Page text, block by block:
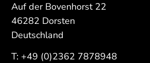
Auf der Bovenhorst 22
46282 Dorsten
Deutschland
T: +49 (0)2362 7878948